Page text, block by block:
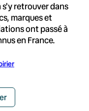
s'y retrouver dans
marques et
ont passé à
en France.